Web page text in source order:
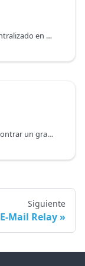
La gestión y permisos de usuarios se ha centralizado en un LDAP, a partir de usuarios y grupos, durante muchos años. Por supuesto, eso también cambió.
Dentro del mundo bare-metal solemos encontrar un gran problema: muchas aplicaciones son capaces de conectar a un almacén de objetos para gestionar sus archivos, pero la lista de compatibilidad suele quedarse en el AWS S3 y con suerte los similares del resto de clouds.
Siguiente
E-Mail Relay